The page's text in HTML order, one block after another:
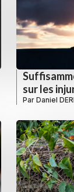
sur les
Par Daniel